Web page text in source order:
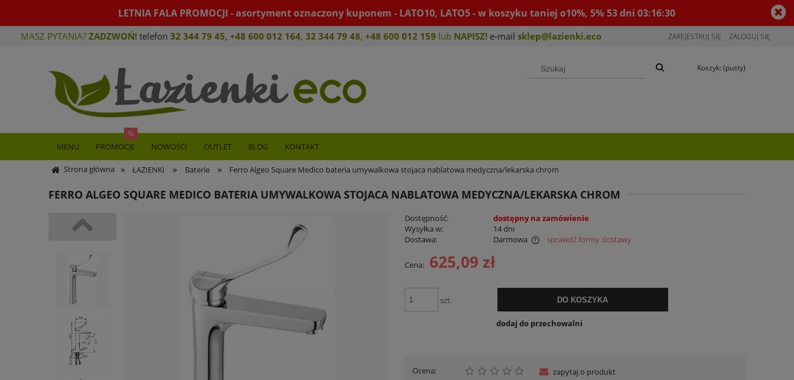
LETNIA FALA PROMOCJI - asortyment oznaczony kuponem - LATO10, LATO5 - w koszyku taniej o10%, 5% 53dni03:16:30
MASZ PYTANIA? ZADZWOŃ! telefon 32 344 79 45, +48 600 012 164, 32 344 79 48, +48 600 012 159 lub NAPISZ! e-mail sklep@lazienki.eco ZAREJESTRUJ SIĘ ZALOGUJ SIĘ
Koszyk: (pusty)
MENU PROMOCJE NOWOŚCI OUTLET BLOG KONTAKT
Strona główna » ŁAZIENKI » Baterie » Ferro Algeo Square Medico bateria umywalkowa stojaca nablatowa medyczna/lekarska chrom
FERRO ALGEO SQUARE MEDICO BATERIA UMYWALKOWA STOJACA NABLATOWA MEDYCZNA/LEKARSKA CHROM
Dostępność:
dostępny na zamówienie
Wysyłka w:
14 dni
Dostawa:
Darmowa
Cena nie zawiera ewentualnych kosztów
sprawdź formy dostawy
Cena: 625,09 zł
szt. DO KOSZYKA
dodaj do przechowalni
Ocena:
zapytaj o produkt